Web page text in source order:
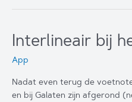
Interlineair bij
App
Nadat even terug de
en bij Galaten zijn afgerond